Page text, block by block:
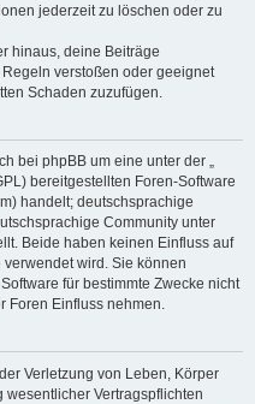
jederzeit zu löschen oder zu
hinaus, deine Beiträge
verstoßen oder geeignet
Schaden zuzufügen.
bei phpBB um eine unter der „
bereitgestellten Foren-Software
handelt; deutschsprachige
Community unter
Beide haben keinen Einfluss auf
wird. Sie können
für bestimmte Zwecke nicht
Foren Einfluss nehmen.
Verletzung von Leben, Körper
Vertragspflichten